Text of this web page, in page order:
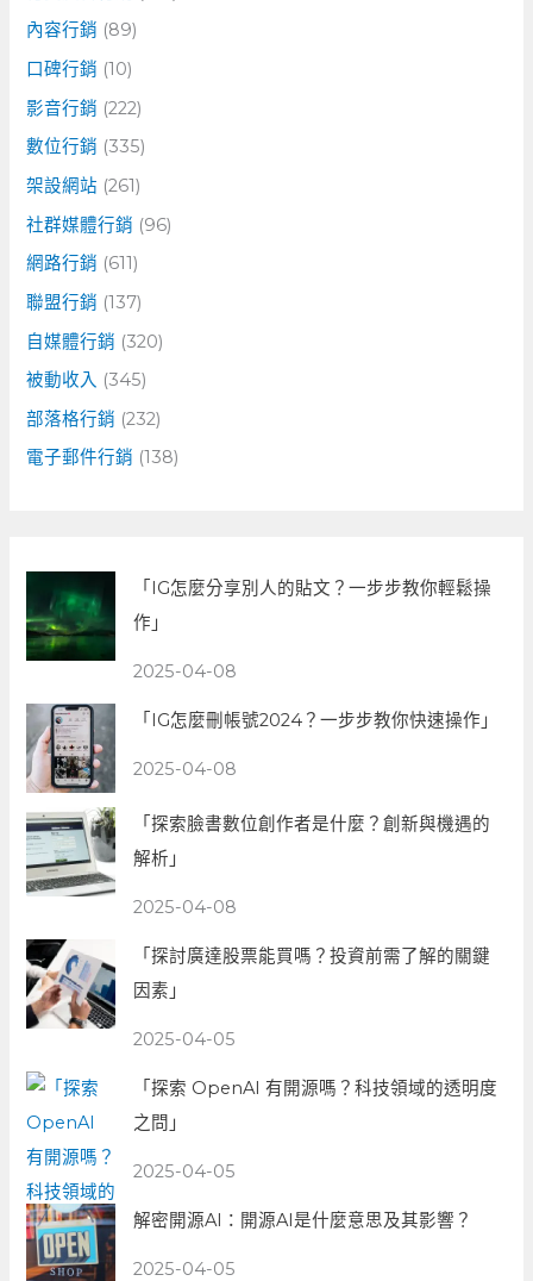
內容行銷 (89)
口碑行銷 (10)
影音行銷 (222)
數位行銷 (335)
架設網站 (261)
社群媒體行銷 (96)
網路行銷 (611)
聯盟行銷 (137)
自媒體行銷 (320)
被動收入 (345)
部落格行銷 (232)
電子郵件行銷 (138)
「IG怎麼分享別人的貼文？一步步教你輕鬆操
作」
2025-04-08
「IG怎麼刪帳號2024？一步步教你快速操作」
2025-04-08
「探索臉書數位創作者是什麼？創新與機遇的
解析」
2025-04-08
「探討廣達股票能買嗎？投資前需了解的關鍵
因素」
2025-04-05
「探索 OpenAI 有開源嗎？科技領域的透明度
之問」
2025-04-05
解密開源AI：開源AI是什麼意思及其影響？
2025-04-05